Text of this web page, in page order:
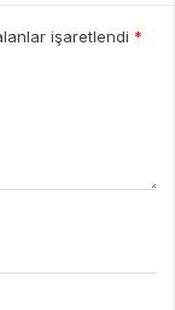
işaretlendi *